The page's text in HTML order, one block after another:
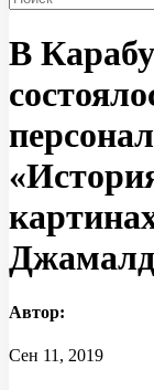
В
Автор:
Сен 11, 2019